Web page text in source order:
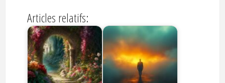
Articles relatifs: